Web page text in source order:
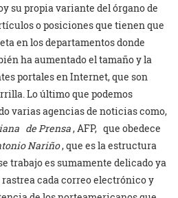
su propia variante del órgano de
o posiciones que tienen que
en los departamentos donde
ha aumentado el tamaño y la
portales en Internet, que son
Lo último que podemos
varias agencias de noticias como,
de Prensa, AFP, que obedece
Nariño, que es la estructura
trabajo es sumamente delicado ya
cada correo electrónico y